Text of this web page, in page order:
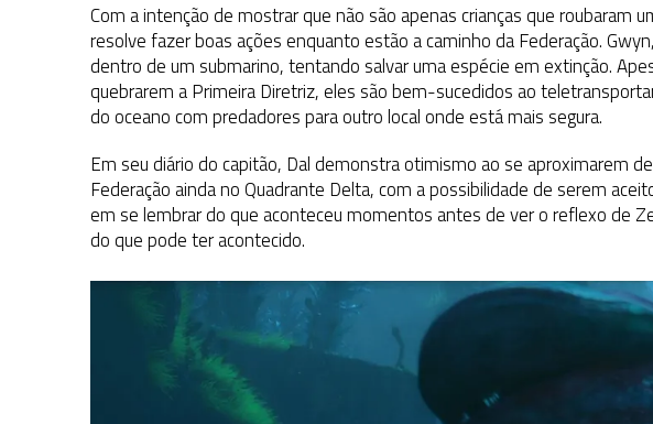
Com a intenção de mostrar que não são apenas crianças que roubaram
resolve fazer boas ações enquanto estão a caminho da Federação.
dentro de um submarino, tentando salvar uma espécie em extinção.
quebrarem a Primeira Diretriz, eles são bem-sucedidos ao
do oceano com predadores para outro local onde está mais segura.
Em seu diário do capitão, Dal demonstra otimismo ao se aproximarem
Federação ainda no Quadrante Delta, com a possibilidade de serem
em se lembrar do que aconteceu momentos antes de ver o reflexo de
do que pode ter acontecido.